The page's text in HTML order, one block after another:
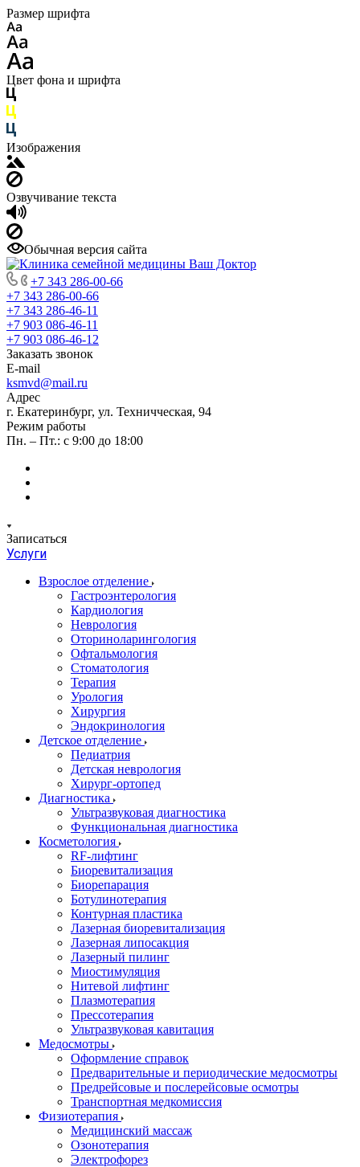
Размер шрифта
Цвет фона и шрифта
Изображения
Озвучивание текста
Обычная версия сайта
+7 343 286-00-66
+7 343 286-00-66
+7 343 286-46-11
+7 903 086-46-11
+7 903 086-46-12
Заказать звонок
E-mail
ksmvd@mail.ru
Адрес
г. Екатеринбург, ул. Техничческая, 94
Режим работы
Пн. – Пт.: с 9:00 до 18:00
Записаться
Услуги
Взрослое отделение
Гастроэнтерология
Кардиология
Неврология
Оториноларингология
Офтальмология
Стоматология
Терапия
Урология
Хирургия
Эндокринология
Детское отделение
Педиатрия
Детская неврология
Хирург-ортопед
Диагностика
Ультразвуковая диагностика
Функциональная диагностика
Косметология
RF-лифтинг
Биоревитализация
Биорепарация
Ботулинотерапия
Контурная пластика
Лазерная биоревитализация
Лазерная липосакция
Лазерный пилинг
Миостимуляция
Нитевой лифтинг
Плазмотерапия
Прессотерапия
Ультразвуковая кавитация
Медосмотры
Оформление справок
Предварительные и периодические медосмотры
Предрейсовые и послерейсовые осмотры
Транспортная медкомиссия
Физиотерапия
Медицинский массаж
Озонотерапия
Электрофорез